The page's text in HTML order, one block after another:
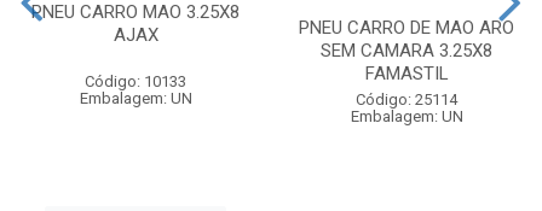
PNEU CARRO MAO 3.25X8
AJAX
Código: 10133
Embalagem: UN
PNEU CARRO DE MAO ARO
SEM CAMARA 3.25X8
FAMASTIL
Código: 25114
Embalagem: UN